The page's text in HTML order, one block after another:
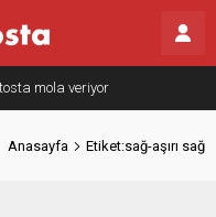
mola veriyor
Anasayfa Etiket:sağ-aşırı sağ